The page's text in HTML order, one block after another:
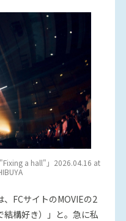
a hall"」2026.04.16 at
、FCサイトのMOVIEの2
結構好き）」と。急に私